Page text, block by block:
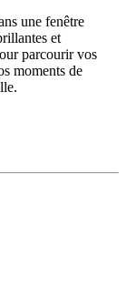
une fenêtre
et
parcourir vos
moments de